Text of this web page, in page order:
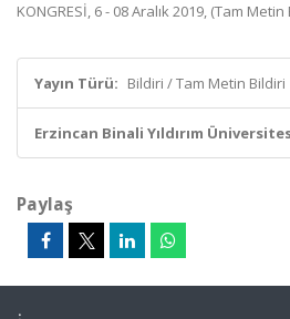
KONGRESİ, 6 - 08 Aralık 2019, (Tam Metin
Yayın Türü: Bildiri / Tam Metin Bildiri
Erzincan Binali Yıldırım
Paylaş